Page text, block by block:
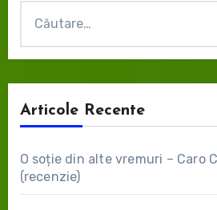
după:
Articole Recente
O soție din alte vremuri – Caro
(recenzie)